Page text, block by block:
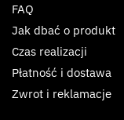
FAQ
Jak dbać o produkt
Czas realizacji
Płatność i dostawa
Zwrot i reklamacje